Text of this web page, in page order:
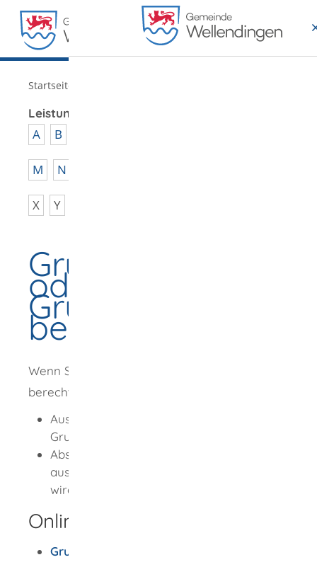
MENÜ
Startseite
Leistungen von A - Z
A B
M N
X Y
oder
beantragen
Wenn Sie zur
berechtigt sind, können Sie daraus erhalten:
Ausdruck oder Abdruck, wenn das
Grundbuch maschinell geführt wird,
Abschrift, wenn das Grundbuch
ausnahmsweise noch in Papier geführt
wird.
Onlineantrag und Formulare
Grundbuchausdruck online beantragen